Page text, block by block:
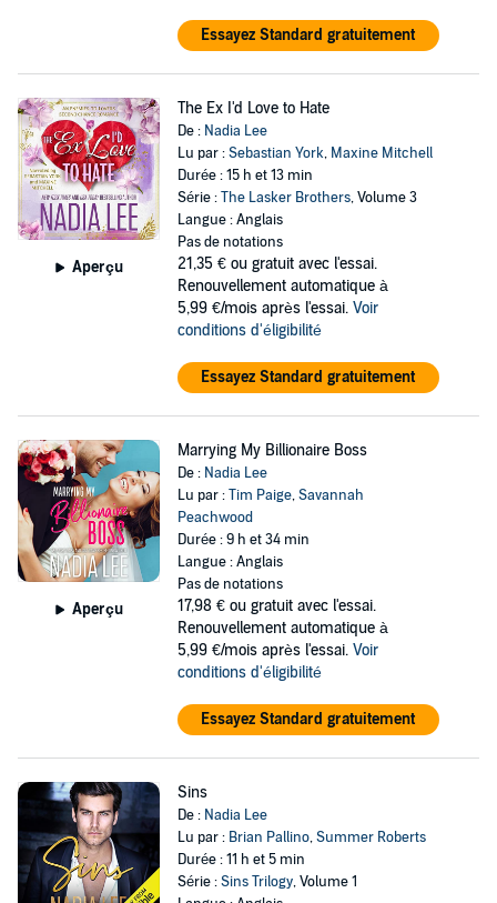
Essayez Standard gratuitement
Aperçu
The Ex I'd Love to Hate
De : Nadia Lee
Lu par :Sebastian York, Maxine Mitchell
Durée : 15 h et 13 min
Série :The Lasker Brothers, Volume 3
Langue : Anglais
Pas de notations
21,35 € ou gratuit avec l'essai.
Renouvellement automatique à
5,99 €/mois après l'essai. Voir
conditions d'éligibilité
Essayez Standard gratuitement
Aperçu
Marrying My Billionaire Boss
De : Nadia Lee
Lu par :Tim Paige,Savannah
Peachwood
Durée : 9 h et 34 min
Langue : Anglais
Pas de notations
17,98 € ou gratuit avec l'essai.
Renouvellement automatique à
5,99 €/mois après l'essai. Voir
conditions d'éligibilité
Essayez Standard gratuitement
Sins
De : Nadia Lee
Lu par : Brian Pallino,Summer Roberts
Durée : 11 h et 5 min
Série :Sins Trilogy, Volume 1